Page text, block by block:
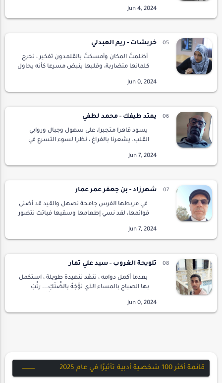
سائرون في دروب ليست دروبنا وزمان ليس زما…
خربشات - ريم العبدلي
أظلمتُ المكان وأمسكتُ بالقلمدون تفكير ، تخرج
كلماتها متضاربة، وقلبها ينبض مسرعا كأنه يحاول
بدقاته ، لكن الأحداث المتتالية تجعلها …
يمتد طيفك - محمد لطفي
يسود قاهرا متجبرا، على سهول وجبال وروابي
القلب. يشعرنا بالفراغ ، نظرا لسوء التسرع في
طوعا وكراهية.يشعرنا القرار بالنقص يشعرنا…
شهرزاد - بن جعفر عمر عمار
في مربطها الفرس جامحة تصهل والقيد قد أضنى
قوائمها، لقد نسي إطعامها وسقيها فباتت تتضور
والوهاد، شخيره أربك حساباتها، لا حياة لمن
تلويحة الغروب - سيد علي تمار
بعدما أكمل دوامه ، تنهَّد تنهيدة طويلة ، استكمل
بها الصباح بالمساء الذي توَّجَهُ بالضَّنَكِ... رتَّبَ
تواجدِهِ بالمكتب ليُ…
قائمة أكثر 100 شخصية أدبية تأثيرًا في عام 2025